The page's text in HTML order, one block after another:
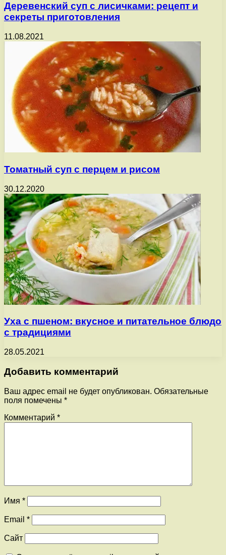
Деревенский суп с лисичками: рецепт и
секреты приготовления
11.08.2021
Томатный суп с перцем и рисом
30.12.2020
Уха с пшеном: вкусное и питательное блюдо
с традициями
28.05.2021
Добавить комментарий
Ваш адрес email не будет опубликован. Обязательные
поля помечены *
Комментарий *
Имя *
Email *
Сайт